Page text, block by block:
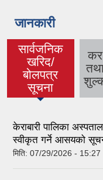
जानकारी
सार्वजनिक
खरिद/
बोलपत्र
सूचना
(active tab)
कर
केराबारी पालिका
स्वीकृत गर्ने आसयको
मिति: 07/29/2026 - 15:27